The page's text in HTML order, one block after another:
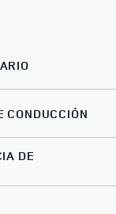
CONDUCCIÓN
DE